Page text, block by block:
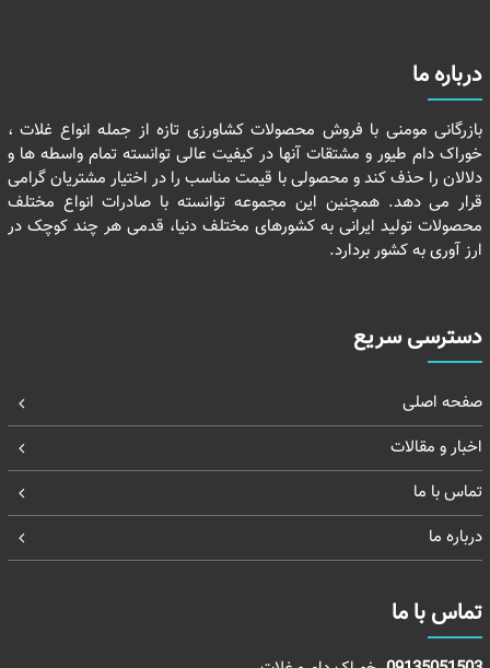
درباره ما
بازرگانی مومنی با فروش محصولات کشاورزی تازه از جمله انواع غلات ،
خوراک دام طیور و مشتقات آنها در کیفیت عالی توانسته تمام واسطه ها و
دلالان را حذف کند و محصولی با قیمت مناسب را در اختیار مشتریان گرامی
قرار می دهد. همچنین این مجموعه توانسته با صادرات انواع مختلف
محصولات تولید ایرانی به کشورهای مختلف دنیا، قدمی هر چند کوچک در
ارز آوری به کشور بردارد.
دسترسی سریع
صفحه اصلی
اخبار و مقالات
تماس با ما
درباره ما
تماس با ما